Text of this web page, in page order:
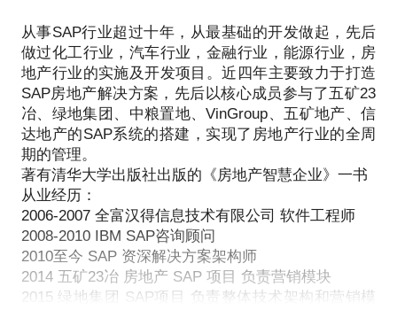
成性、功能性最强大的系统。
SAP的优势包括：
以项目运营数据为基础，构建企业战略运营架构；
以项目运营数据为基础，构建企业战略运营架构；
可以满足各个级别的房地产企业管理的需求。
本话题主要讲解：
SAP房地产行业全生命周期管理的功能；
房地产项目运营管理；
房地产成本合约管理；
房地产采购管理；
房地产营销管理；
房地产财务资金管理。
面向对象：
从事SAP行业超过十年，从最基础的开发做起，先后
做过化工行业，汽车行业，金融行业，能源行业，房
地产行业的实施及开发项目。近四年主要致力于打造
SAP房地产解决方案，先后以核心成员参与了五矿23
冶、绿地集团、中粮置地、VinGroup、五矿地产、信
达地产的SAP系统的搭建，实现了房地产行业的全周
期的管理。
著有清华大学出版社出版的《房地产智慧企业》一书
从业经历：
2006-2007 全富汉得信息技术有限公司 软件工程师
2008-2010 IBM SAP咨询顾问
2010至今 SAP 资深解决方案架构师
2014 五矿23冶 房地产 SAP 项目 负责营销模块
2015 绿地集团 SAP项目 负责整体技术架构和营销模